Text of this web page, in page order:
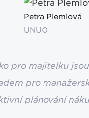
Petra Plemlová
UNUO
pro majitelku
pro
plánování